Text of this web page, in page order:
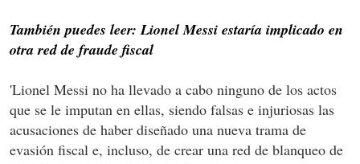
También puedes leer: Lionel Messi estaría implicado en
otra red de fraude fiscal
'Lionel Messi no ha llevado a cabo ninguno de los actos
que se le imputan en ellas, siendo falsas e injuriosas las
acusaciones de haber diseñado una nueva trama de
evasión fiscal e, incluso, de crear una red de blanqueo de